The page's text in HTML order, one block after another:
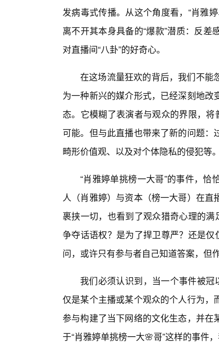
发病毒式传播。从这个角度看，“肖雅
离不开其本身具备的“爆款”潜质：反
对直播间“八卦”的好奇心。
在这场流量狂欢的背后，我们不能
为一种新兴的媒介形式，已经深刻地
态。它模糊了表演者与观众的界限，
可能。但与此直播也带来了新的问题
畸形价值观、以及对个体隐私的侵犯等
“肖雅婷单挑榜一大哥”的事件，
人（肖雅婷）与资本（榜一大哥）在
裹挟一切，也看到了观众猎奇心理的
争夺话语权？是为了捍卫尊严？还是
问，或许只有参与者自己知道答案，但
我们必须认识到，当一个事件被冠
仅是某个主播或某个观众的个人行为
参与构建了当下网络的文化生态，并
于“肖雅婷单挑榜一大🌸哥”这样的事件